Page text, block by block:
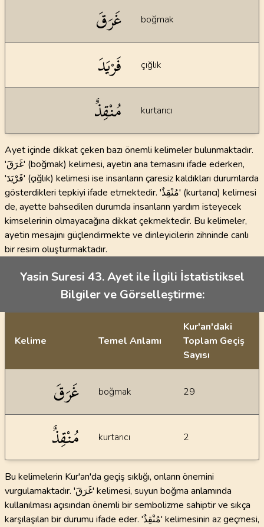
غَرَقَ boğmak
فَرْيَدَ çığlık
مُنْقِذٌ kurtarıcı
Ayet içinde dikkat çeken bazı önemli kelimeler bulunmaktadır.
'غَرَقَ' (boğmak) kelimesi, ayetin ana temasını ifade ederken,
'فَرْيَدَ' (çığlık) kelimesi ise insanların çaresiz kaldıkları durumlarda
gösterdikleri tepkiyi ifade etmektedir. 'مُنْقِذٌ' (kurtarıcı) kelimesi
de, ayette bahsedilen durumda insanların yardım isteyecek
kimselerinin olmayacağına dikkat çekmektedir. Bu kelimeler,
ayetin mesajını güçlendirmekte ve dinleyicilerin zihninde canlı
bir resim oluşturmaktadır.
Yasin Suresi 43. Ayet ile İlgili İstatistiksel
Bilgiler ve Görselleştirme:
Kelime Temel Anlamı
Kur'an'daki
Toplam Geçiş
Sayısı
غَرَقَ boğmak 29
مُنْقِذٌ kurtarıcı 2
Bu kelimelerin Kur'an'da geçiş sıklığı, onların önemini
vurgulamaktadır. 'غَرَقَ' kelimesi, suyun boğma anlamında
kullanılması açısından önemli bir sembolizme sahiptir ve sıkça
karşılaşılan bir durumu ifade eder. 'مُنْقِذٌ' kelimesinin az geçmesi,